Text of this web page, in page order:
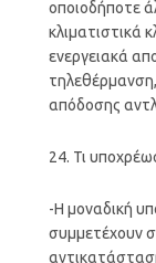
οποιοδήποτε
κλιματιστικά
ενεργειακά
απόδοσης
24. Τι
-Η μοναδική
συμμετέχουν